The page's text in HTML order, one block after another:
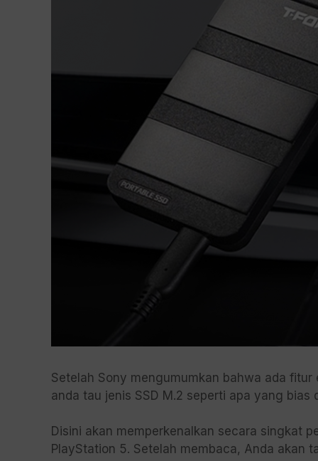
Setelah Sony mengumumkan bahwa ada
anda tau jenis SSD M.2 seperti apa yang bias
Disini akan memperkenalkan secara singkat
PlayStation 5. Setelah membaca, Anda akan